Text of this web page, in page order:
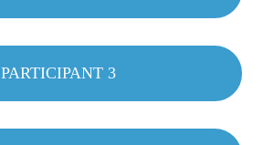
PARTICIPANT 3